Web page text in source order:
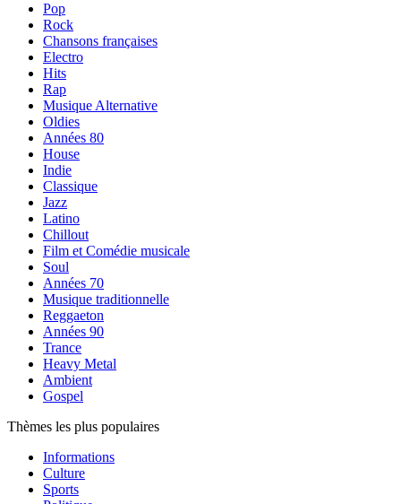
Pop
Rock
Chansons françaises
Electro
Hits
Rap
Musique Alternative
Oldies
Années 80
House
Indie
Classique
Jazz
Latino
Chillout
Film et Comédie musicale
Soul
Années 70
Musique traditionnelle
Reggaeton
Années 90
Trance
Heavy Metal
Ambient
Gospel
Thèmes les plus populaires
Informations
Culture
Sports